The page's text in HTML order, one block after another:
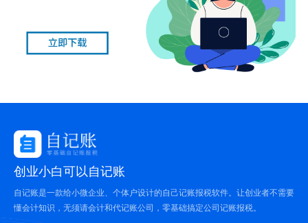
创业小白可以自记账
自记账是一款给小微企业、个体户设计的自己记账报税软件。让创业者不需要
懂会计知识，无须请会计和代记账公司，零基础搞定公司记账报税。